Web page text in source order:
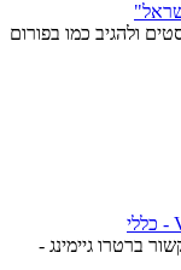
ולהגיב כמו בפורום
ברטרו גיימינג -